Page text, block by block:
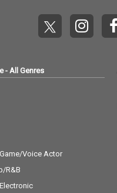
- All Genres
Voice Actor
R&B